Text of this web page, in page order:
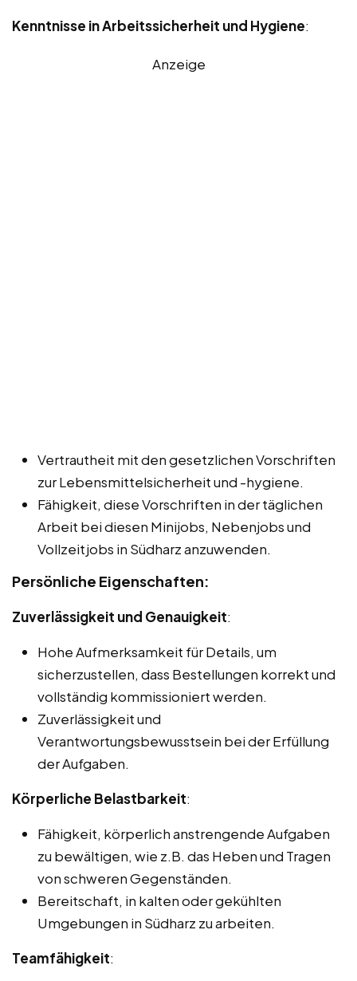
Kenntnisse in Arbeitssicherheit und Hygiene:
Anzeige
Vertrautheit mit den gesetzlichen Vorschriften
zur Lebensmittelsicherheit und -hygiene.
Fähigkeit, diese Vorschriften in der täglichen
Arbeit bei diesen Minijobs, Nebenjobs und
Vollzeitjobs in Südharz anzuwenden.
Persönliche Eigenschaften:
Zuverlässigkeit und Genauigkeit:
Hohe Aufmerksamkeit für Details, um
sicherzustellen, dass Bestellungen korrekt und
vollständig kommissioniert werden.
Zuverlässigkeit und
Verantwortungsbewusstsein bei der Erfüllung
der Aufgaben.
Körperliche Belastbarkeit:
Fähigkeit, körperlich anstrengende Aufgaben
zu bewältigen, wie z.B. das Heben und Tragen
von schweren Gegenständen.
Bereitschaft, in kalten oder gekühlten
Umgebungen in Südharz zu arbeiten.
Teamfähigkeit: